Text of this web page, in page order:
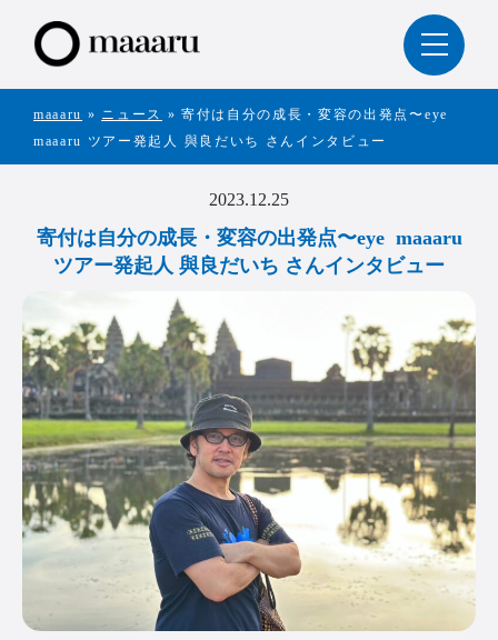
maaaru » ニュース » 寄付は自分の成長・変容の出発点〜eye
maaaru ツアー発起人 與良だいち さんインタビュー
2023.12.25
寄付は自分の成長・変容の出発点〜eye maaaru
ツアー発起人 與良だいち さんインタビュー